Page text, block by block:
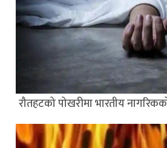
रौतहटको पोखरीमा भारतीय